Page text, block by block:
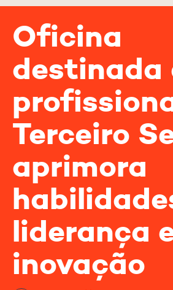
Oficina
destinada
Terceiro
aprimora
liderança
inovação